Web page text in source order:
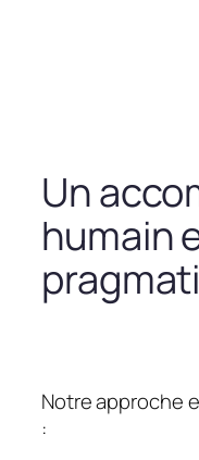
Un
humain
Notre approche
: